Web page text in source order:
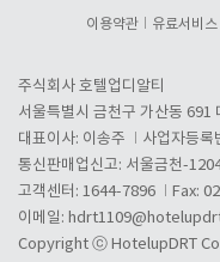
이용약관 유료서비
주식회사 호텔업디알티
서울특별시 금천구 가산동 691
대표이사: 이송주
사업자등
통신판매업신고: 서울금천-
고객센터: 1644-7896
Fax:
이메일:
Copyright ⓒ HotelupDRT